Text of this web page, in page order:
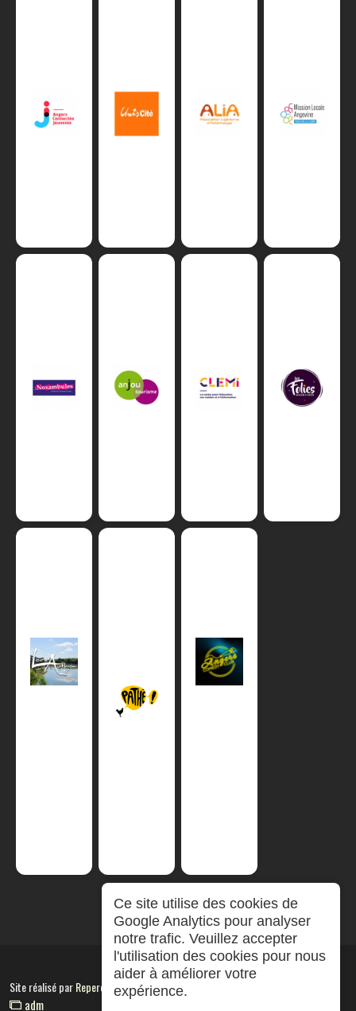
Site réalisé parRepereCom
adm
Ce site utilise des cookies de
Google Analytics pour analyser
notre trafic. Veuillez accepter
l'utilisation des cookies pour nous
aider à améliorer votre
expérience.